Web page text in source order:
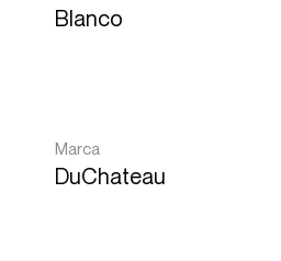
Blanco
Marca
DuChateau